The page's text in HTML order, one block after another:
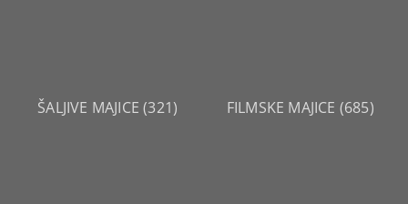
ŠALJIVE MAJICE(321) FILMSKE MAJICE (685)